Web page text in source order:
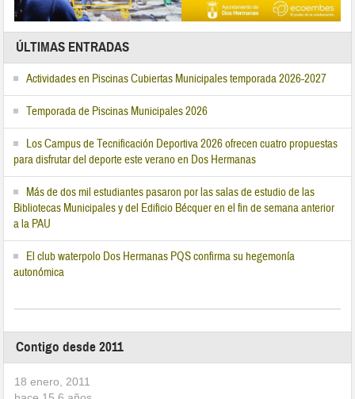
ÚLTIMAS ENTRADAS
Actividades en Piscinas Cubiertas Municipales temporada 2026-2027
Temporada de Piscinas Municipales 2026
Los Campus de Tecnificación Deportiva 2026 ofrecen cuatro propuestas
para disfrutar del deporte este verano en Dos Hermanas
Más de dos mil estudiantes pasaron por las salas de estudio de las
Bibliotecas Municipales y del Edificio Bécquer en el fin de semana anterior
a la PAU
El club waterpolo Dos Hermanas PQS confirma su hegemonía
autonómica
Contigo desde 2011
18 enero, 2011